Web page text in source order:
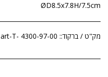
ØD8.5x7.8H/7.5cm
מק"ט / ברקוד:: art-T- 4300-97-00